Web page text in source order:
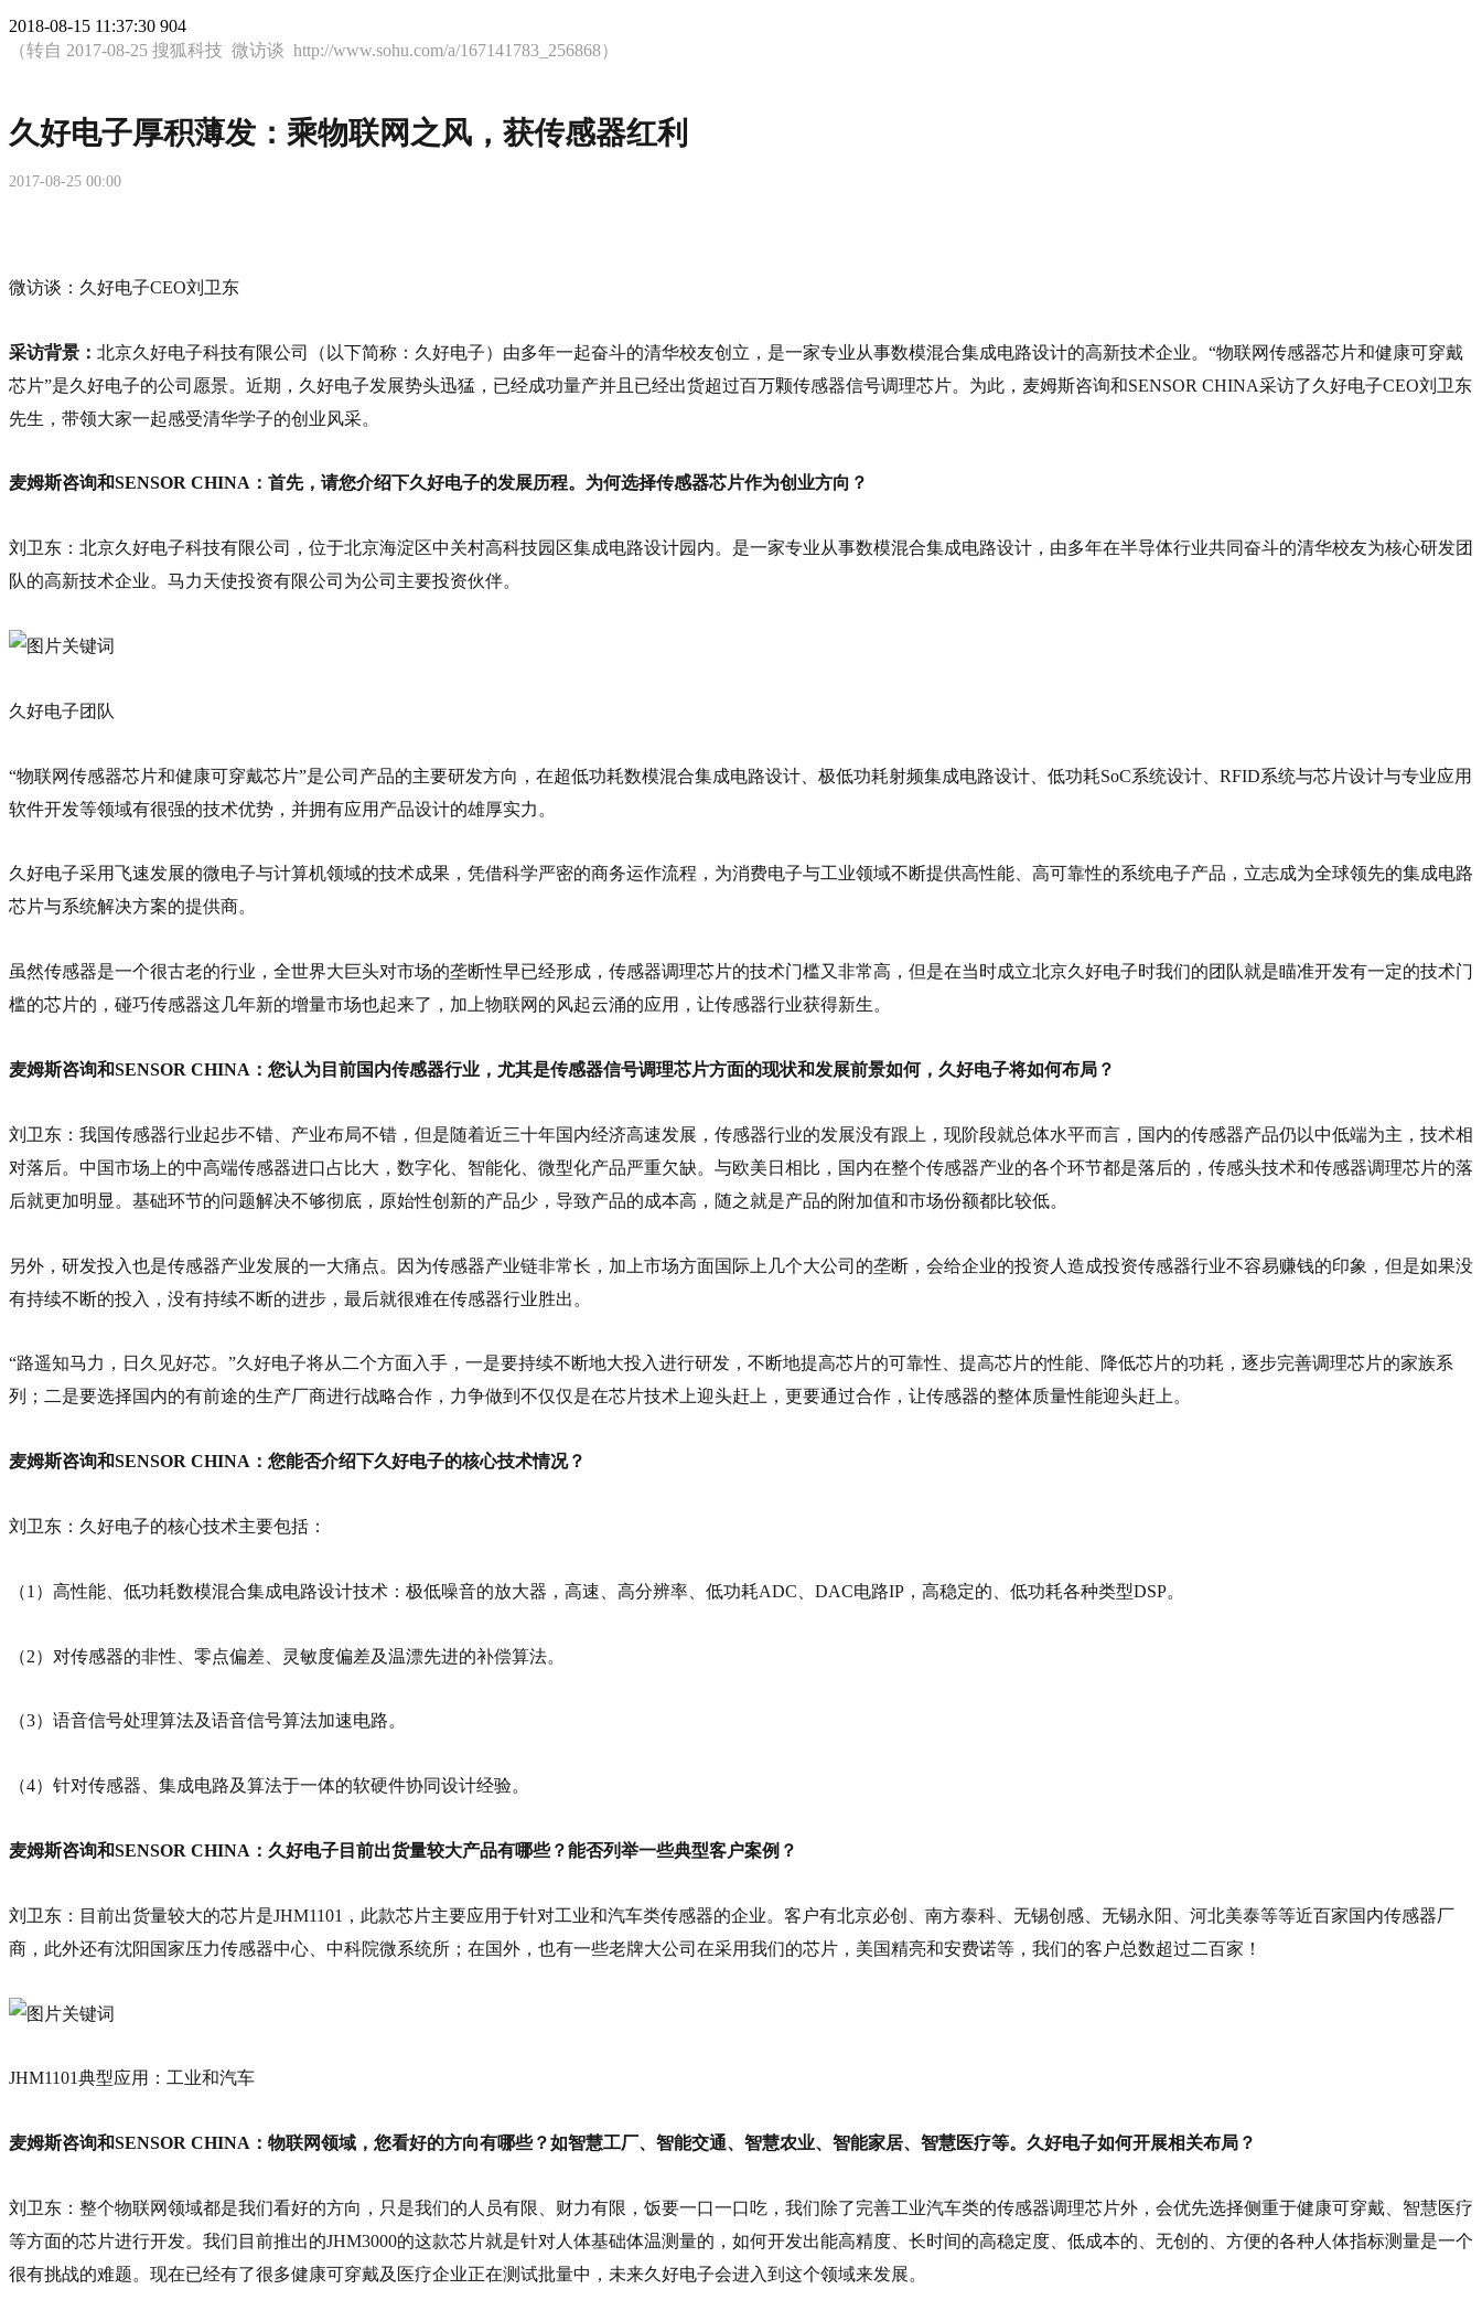
2018-08-15 11:37:30 904
（转自 2017-08-25 搜狐科技 微访谈 http://www.sohu.com/a/167141783_256868）
久好电子厚积薄发：乘物联网之风，获传感器红利
2017-08-25 00:00
微访谈：久好电子CEO刘卫东
采访背景： 北京久好电子科技有限公司（以下简称：久好电子）由多年一起奋斗的清华校友创立，是一家专业从事数模混合集成电路设计的高新技术企业。“物联网传感器芯片和健康可穿戴
芯片”是久好电子的公司愿景。近期，久好电子发展势头迅猛，已经成功量产并且已经出货超过百万颗传感器信号调理芯片。为此，麦姆斯咨询和SENSOR CHINA采访了久好电子CEO刘卫东
先生，带领大家一起感受清华学子的创业风采。
麦姆斯咨询和SENSOR CHINA：首先，请您介绍下久好电子的发展历程。为何选择传感器芯片作为创业方向？
刘卫东：北京久好电子科技有限公司，位于北京海淀区中关村高科技园区集成电路设计园内。是一家专业从事数模混合集成电路设计，由多年在半导体行业共同奋斗的清华校友为核心研发团
队的高新技术企业。马力天使投资有限公司为公司主要投资伙伴。
久好电子团队
“物联网传感器芯片和健康可穿戴芯片”是公司产品的主要研发方向，在超低功耗数模混合集成电路设计、极低功耗射频集成电路设计、低功耗SoC系统设计、RFID系统与芯片设计与专业应用
软件开发等领域有很强的技术优势，并拥有应用产品设计的雄厚实力。
久好电子采用飞速发展的微电子与计算机领域的技术成果，凭借科学严密的商务运作流程，为消费电子与工业领域不断提供高性能、高可靠性的系统电子产品，立志成为全球领先的集成电路
芯片与系统解决方案的提供商。
虽然传感器是一个很古老的行业，全世界大巨头对市场的垄断性早已经形成，传感器调理芯片的技术门槛又非常高，但是在当时成立北京久好电子时我们的团队就是瞄准开发有一定的技术门
槛的芯片的，碰巧传感器这几年新的增量市场也起来了，加上物联网的风起云涌的应用，让传感器行业获得新生。
麦姆斯咨询和SENSOR CHINA：您认为目前国内传感器行业，尤其是传感器信号调理芯片方面的现状和发展前景如何，久好电子将如何布局？
刘卫东：我国传感器行业起步不错、产业布局不错，但是随着近三十年国内经济高速发展，传感器行业的发展没有跟上，现阶段就总体水平而言，国内的传感器产品仍以中低端为主，技术相
对落后。中国市场上的中高端传感器进口占比大，数字化、智能化、微型化产品严重欠缺。与欧美日相比，国内在整个传感器产业的各个环节都是落后的，传感头技术和传感器调理芯片的落
后就更加明显。基础环节的问题解决不够彻底，原始性创新的产品少，导致产品的成本高，随之就是产品的附加值和市场份额都比较低。
另外，研发投入也是传感器产业发展的一大痛点。因为传感器产业链非常长，加上市场方面国际上几个大公司的垄断，会给企业的投资人造成投资传感器行业不容易赚钱的印象，但是如果没
有持续不断的投入，没有持续不断的进步，最后就很难在传感器行业胜出。
“路遥知马力，日久见好芯。 ”久好电子将从二个方面入手，一是要持续不断地大投入进行研发，不断地提高芯片的可靠性、提高芯片的性能、降低芯片的功耗，逐步完善调理芯片的家族系
列；二是要选择国内的有前途的生产厂商进行战略合作，力争做到不仅仅是在芯片技术上迎头赶上，更要通过合作，让传感器的整体质量性能迎头赶上。
麦姆斯咨询和SENSOR CHINA：您能否介绍下久好电子的核心技术情况？
刘卫东：久好电子的核心技术主要包括：
（1）高性能、低功耗数模混合集成电路设计技术：极低噪音的放大器，高速、高分辨率、低功耗ADC、DAC电路IP，高稳定的、低功耗各种类型DSP。
（2）对传感器的非性、零点偏差、灵敏度偏差及温漂先进的补偿算法。
（3）语音信号处理算法及语音信号算法加速电路。
（4）针对传感器、集成电路及算法于一体的软硬件协同设计经验。
麦姆斯咨询和SENSOR CHINA：久好电子目前出货量较大产品有哪些？能否列举一些典型客户案例？
刘卫东：目前出货量较大的芯片是JHM1101，此款芯片主要应用于针对工业和汽车类传感器的企业。客户有北京必创、南方泰科、无锡创感、无锡永阳、河北美泰等等近百家国内传感器厂
商，此外还有沈阳国家压力传感器中心、中科院微系统所；在国外，也有一些老牌大公司在采用我们的芯片，美国精亮和安费诺等，我们的客户总数超过二百家！
JHM1101典型应用：工业和汽车
麦姆斯咨询和SENSOR CHINA：物联网领域，您看好的方向有哪些？如智慧工厂、智能交通、智慧农业、智能家居、智慧医疗等。久好电子如何开展相关布局？
刘卫东：整个物联网领域都是我们看好的方向，只是我们的人员有限、财力有限，饭要一口一口吃，我们除了完善工业汽车类的传感器调理芯片外，会优先选择侧重于健康可穿戴、智慧医疗
等方面的芯片进行开发。我们目前推出的JHM3000的这款芯片就是针对人体基础体温测量的，如何开发出能高精度、长时间的高稳定度、低成本的、无创的、方便的各种人体指标测量是一个
很有挑战的难题。现在已经有了很多健康可穿戴及医疗企业正在测试批量中，未来久好电子会进入到这个领域来发展。